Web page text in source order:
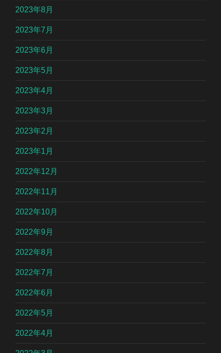
2023年8月
2023年7月
2023年6月
2023年5月
2023年4月
2023年3月
2023年2月
2023年1月
2022年12月
2022年11月
2022年10月
2022年9月
2022年8月
2022年7月
2022年6月
2022年5月
2022年4月